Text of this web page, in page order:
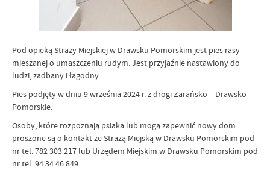
Pod opieką Straży Miejskiej w Drawsku Pomorskim jest pies rasy
mieszanej o umaszczeniu rudym. Jest przyjaźnie nastawiony do
ludzi, zadbany i łagodny.
Pies podjęty w dniu 9 września 2024 r. z drogi Zarańsko – Drawsko
Pomorskie.
Osoby, które rozpoznają psiaka lub mogą zapewnić nowy dom
proszone są o kontakt ze Strażą Miejską w Drawsku Pomorskim pod
nr tel. 782 303 217 lub Urzędem Miejskim w Drawsku Pomorskim pod
nr tel. 94 34 46 849.